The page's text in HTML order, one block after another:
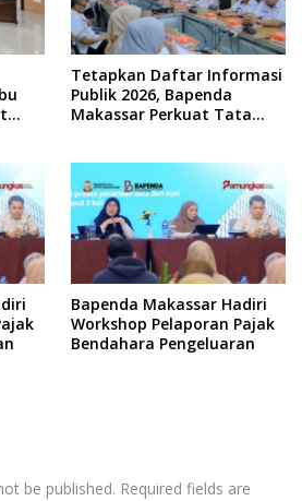
Tetapkan Daftar Informasi
Publik 2026, Bapenda
Makassar Perkuat Tata
Bapenda Makassar Hadiri
Workshop Pelaporan Pajak
Bendahara Pengeluaran
be published. Required fields are